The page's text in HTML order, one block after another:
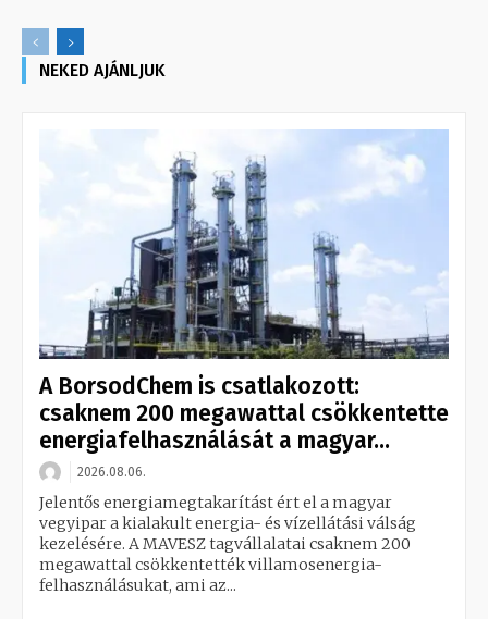
NEKED AJÁNLJUK
A BorsodChem is csatlakozott:
csaknem 200 megawattal csökkentette
energiafelhasználását a magyar...
2026.08.06.
Jelentős energiamegtakarítást ért el a magyar
vegyipar a kialakult energia- és vízellátási válság
kezelésére. A MAVESZ tagvállalatai csaknem 200
megawattal csökkentették villamosenergia-
felhasználásukat, ami az...